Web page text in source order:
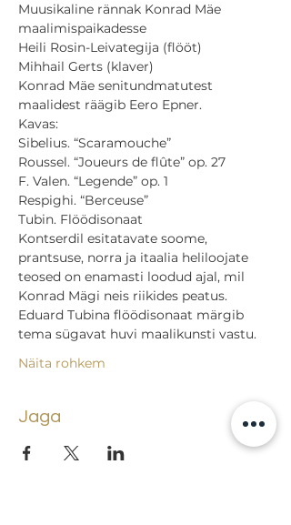
Muusikaline rännak Konrad Mäe
maalimispaikadesse
Heili Rosin-Leivategija (flööt)
Mihhail Gerts (klaver)
Konrad Mäe senitundmatutest
maalidest räägib Eero Epner.
Kavas:
Sibelius. “Scaramouche”
Roussel. “Joueurs de flûte” op. 27
F. Valen. “Legende” op. 1
Respighi. “Berceuse”
Tubin. Flöödisonaat
Kontserdil esitatavate soome,
prantsuse, norra ja itaalia heliloojate
teosed on enamasti loodud ajal, mil
Konrad Mägi neis riikides peatus.
Eduard Tubina flöödisonaat märgib
tema sügavat huvi maalikunsti vastu.
Näita rohkem
Jaga